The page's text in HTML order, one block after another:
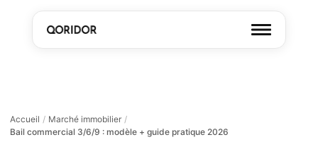
Accueil / Marché immobilier /
Bail commercial 3/6/9 : modèle + guide pratique 2026